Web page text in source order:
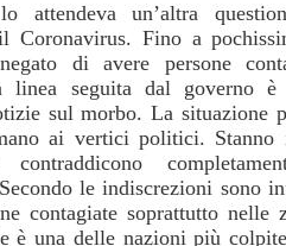
attendeva un’altra
Coronavirus. Fino a
di avere persone
linea seguita dal governo
sul morbo. La situazione
ai vertici politici. Stanno
le indiscrezioni sono
contagiate soprattutto nelle
è una delle nazioni più